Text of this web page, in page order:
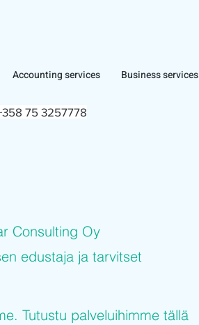
Accounting services Business services
75 3257778
edustaja ja tarvitset
Tutustu palveluihimme tällä
Consulting Oy